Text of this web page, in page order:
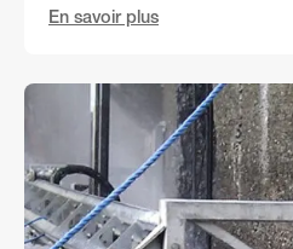
En savoir plus